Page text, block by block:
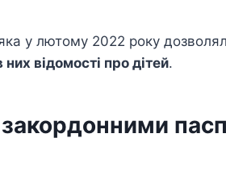
у лютому 2022 року
них відомості про дітей.